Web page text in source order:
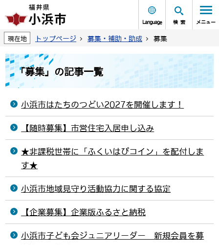
Language 検索 メニュー
現在地 トップページ 募集・補助・助成 募集
「募集」の記事一覧
小浜市はたちのつどい2027を開催します！
【随時募集】市営住宅入居申し込み
★非課税世帯に「ふくいはぴコイン」を配付しま
す★
小浜市地域見守り活動協力に関する協定
【企業募集】企業版ふるさと納税
小浜市子ども会ジュニアリーダー 新規会員を募